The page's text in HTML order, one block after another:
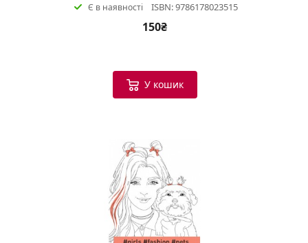
Є в наявності ISBN: 9786178023515
150₴
У кошик